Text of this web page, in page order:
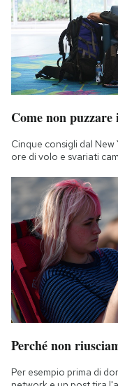
Come non
Cinque consigli dal New
ore di volo e svariati
Perché non
Per esempio prima di